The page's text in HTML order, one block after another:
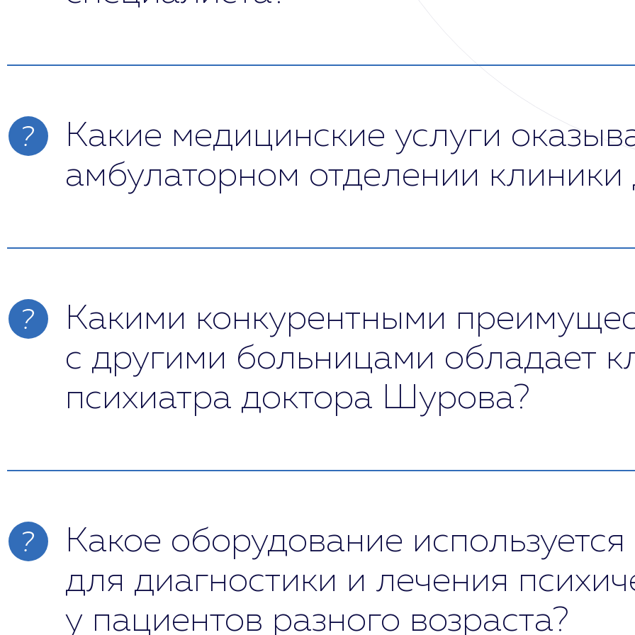
знакомого, психолога или другого специалиста. Это противоречит закону о
Какие медицинские услуги
амбулаторном отделении
(панических атак, неврозов, обсессивно-компульсивного расстройства, шизофрении и
Какими конкурентными
с другими больницами обладает
психиатра доктора Шурова?
приступить к лечению (нейронный тест, специальные психопатологические шкалы,
Какое оборудование
для диагностики и лечения
у пациентов разного возраста?